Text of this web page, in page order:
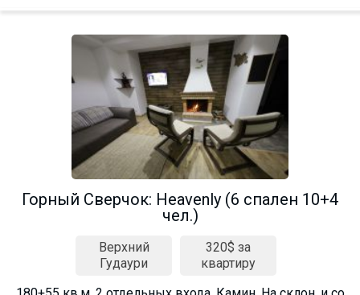
Горный Сверчок: Heavenly (6 спален 10+4
чел.)
Верхний
Гудаури
320$ за
квартиру